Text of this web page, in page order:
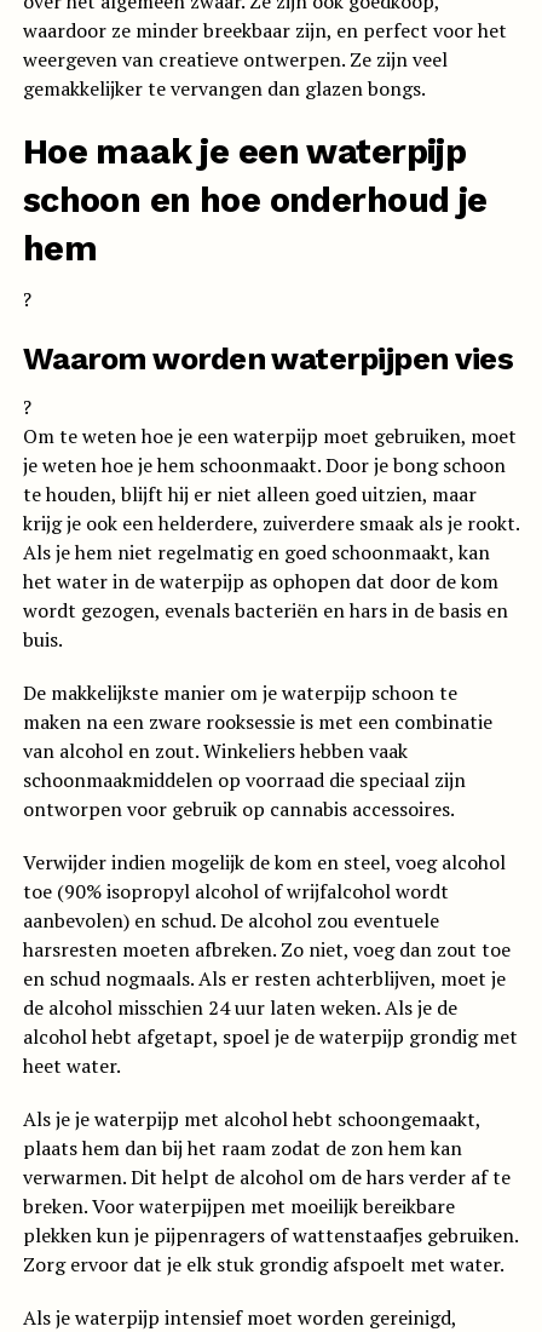
waardoor ze minder breekbaar zijn, en perfect voor het
weergeven van creatieve ontwerpen. Ze zijn veel
gemakkelijker te vervangen dan glazen bongs.
Hoe maak je een waterpijp
schoon en hoe onderhoud je
hem
?
Waarom worden waterpijpen vies
?
Om te weten hoe je een waterpijp moet gebruiken, moet
je weten hoe je hem schoonmaakt. Door je bong schoon
te houden, blijft hij er niet alleen goed uitzien, maar
krijg je ook een helderdere, zuiverdere smaak als je rookt.
Als je hem niet regelmatig en goed schoonmaakt, kan
het water in de waterpijp as ophopen dat door de kom
wordt gezogen, evenals bacteriën en hars in de basis en
buis.
De makkelijkste manier om je waterpijp schoon te
maken na een zware rooksessie is met een combinatie
van alcohol en zout. Winkeliers hebben vaak
schoonmaakmiddelen op voorraad die speciaal zijn
ontworpen voor gebruik op cannabis accessoires.
Verwijder indien mogelijk de kom en steel, voeg alcohol
toe (90% isopropyl alcohol of wrijfalcohol wordt
aanbevolen) en schud. De alcohol zou eventuele
harsresten moeten afbreken. Zo niet, voeg dan zout toe
en schud nogmaals. Als er resten achterblijven, moet je
de alcohol misschien 24 uur laten weken. Als je de
alcohol hebt afgetapt, spoel je de waterpijp grondig met
heet water.
Als je je waterpijp met alcohol hebt schoongemaakt,
plaats hem dan bij het raam zodat de zon hem kan
verwarmen. Dit helpt de alcohol om de hars verder af te
breken. Voor waterpijpen met moeilijk bereikbare
plekken kun je pijpenragers of wattenstaafjes gebruiken.
Zorg ervoor dat je elk stuk grondig afspoelt met water.
Als je waterpijp intensief moet worden gereinigd,